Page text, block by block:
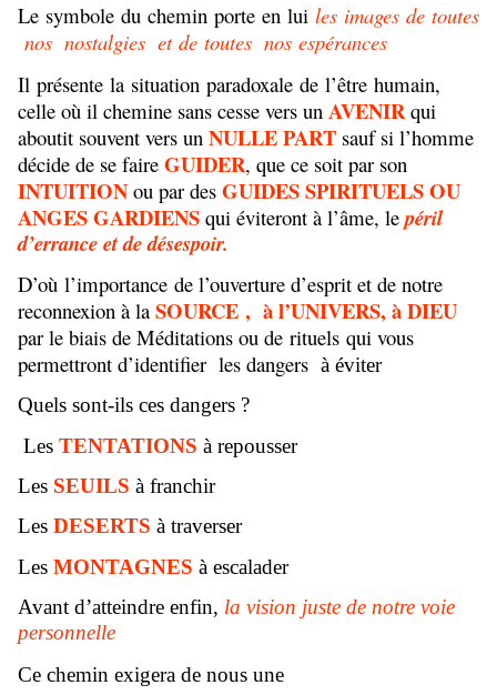
Le symbole du chemin porte en lui les images de toutes
nos nostalgies et de toutes nos espérances
Il présente la situation paradoxale de l’être humain,
celle où il chemine sans cesse vers un AVENIR qui
aboutit souvent vers un NULLE PART sauf si l’homme
décide de se faire GUIDER, que ce soit par son
INTUITION ou par des GUIDES SPIRITUELS OU
ANGES GARDIENS qui éviteront à l’âme, le péril
d’errance et de désespoir.
D’où l’importance de l’ouverture d’esprit et de notre
reconnexion à la SOURCE , à l’UNIVERS, à DIEU
par le biais de Méditations ou de rituels qui vous
permettront d’identifier les dangers à éviter
Quels sont-ils ces dangers ?
Les TENTATIONS à repousser
Les SEUILS à franchir
Les DESERTS à traverser
Les MONTAGNES à escalader
Avant d’atteindre enfin, la vision juste de notre voie
personnelle
Ce chemin exigera de nous une